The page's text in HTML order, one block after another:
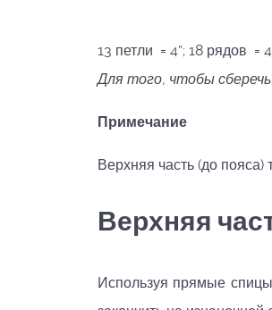
13 петли = 4”; 18 рядов =
Для того, чтобы
Примечание
Верхняя часть (до пояса)
Верхняя
Используя прямые